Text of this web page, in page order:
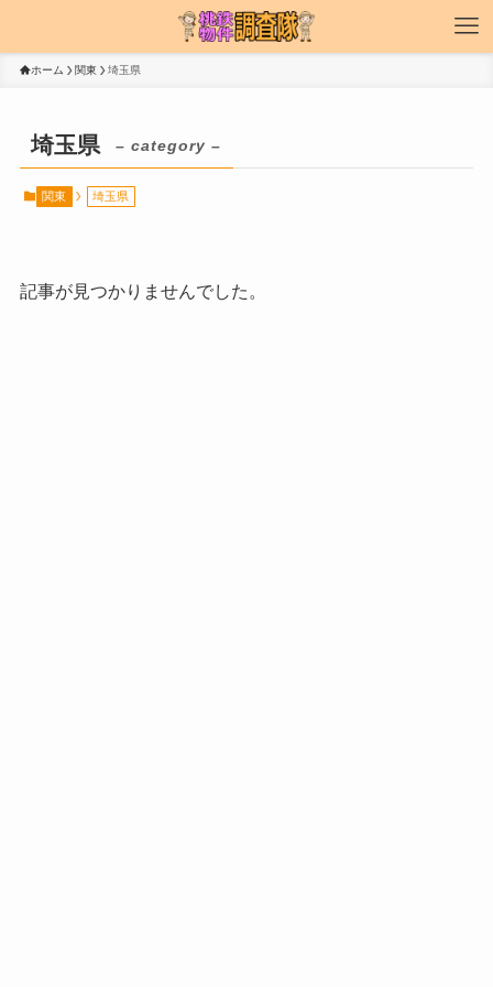
ホーム 関東 埼玉県
埼玉県 – category –
関東 埼玉県
記事が見つかりませんでした。